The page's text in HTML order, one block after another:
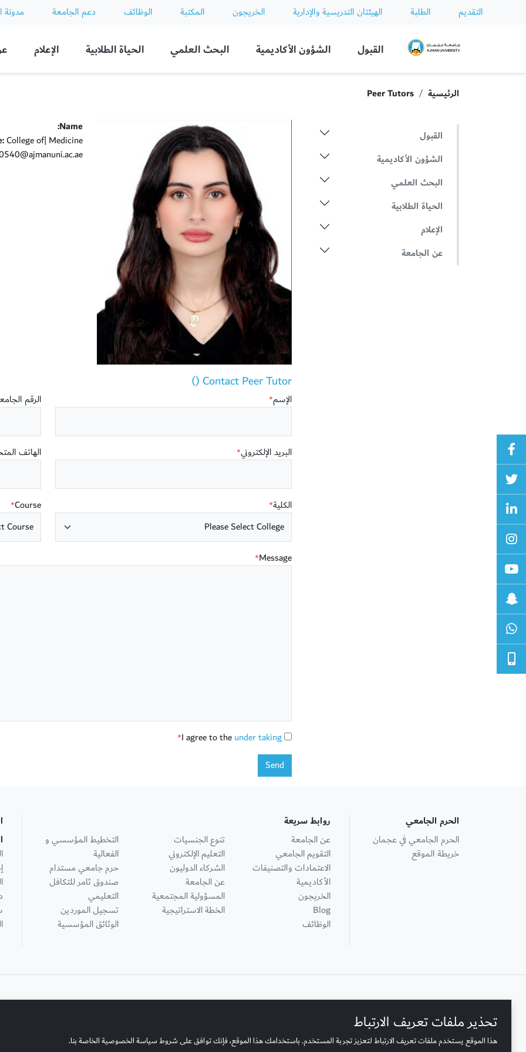
التقديم الطلبة الهيئتان التدريسية والإدارية الخريجون المكتبة الوظائف دعم الجامعة مدونة
Ajman University
القبول الشؤون الأكاديمية البحث العلمي الحياة الطلابية الإعلام
الرئيسية Peer Tutors
القبول
الشؤون الأكاديمية
البحث العلمي
الحياة الطلابية
الإعلام
عن الجامعة
Name:
College of| Medicine
Contact Peer Tutor ()
الإسم* الرقم
البريد الإلكتروني* الهاتف
الكلية*
Course
*
Message
*
I agree to theunder taking
*
Send
تحذير ملفات تعريف الارتباط
هذا الموقع يستخدم ملفات تعريف الارتباط لتعزيز تجربة المستخدم. باستخدامك هذا الموقع، فإنك توافق على شروط سياسة الخصوصية الخاصة بنا.
الحرم الجامعي
الحرم الجامعي في عجمان
خريطة الموقع
روابط سريعة
عن الجامعة
التقويم الجامعي
الاعتمادات والتصنيفات
الأكاديمية
الخريجون
Blog
الوظائف
تنوع الجنسيات
التعليم الإلكتروني
الشركاء الدوليون
عن الجامعة
المسؤولية المجتمعية
الخطة الاستراتيجية
التخطيط المؤسسي و
الفعالية
حرم جامعي مستدام
صندوق ثامر للتكافل
التعليمي
تسجيل الموردين
الوثائق المؤسسية